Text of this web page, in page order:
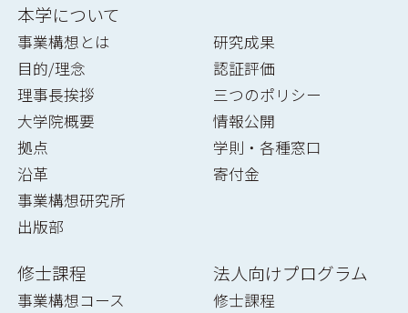
本学について
事業構想とは
目的/理念
理事長挨拶
大学院概要
拠点
沿革
事業構想研究所
出版部
研究成果
認証評価
三つのポリシー
情報公開
学則・各種窓口
寄付金
修士課程
事業構想コース
法人向けプログラム
修士課程